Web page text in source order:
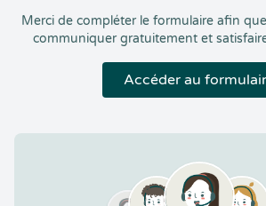
Merci de compléter le formulaire afin
communiquer gratuitement et
Accéder au